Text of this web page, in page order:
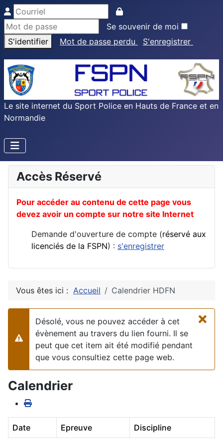
Se souvenir de moi
S'identifier
Mot de passe perdu S'enregistrer
Le site internet du Sport Police en Hauts de France et en
Normandie
Accès Réservé
Pour accéder au contenu de cette page vous
devez avoir un compte sur notre site Internet
Demande d'ouverture de compte (réservé aux
licenciés de la FSPN) : s'enregistrer
Vous êtes ici : Accueil Calendrier HDFN
×
Alerte
Désolé, vous ne pouvez accéder à cet
évènement au travers du lien fourni. Il se
peut que cet item ait été modifié pendant
que vous consultiez cette page web.
Calendrier
Date Epreuve Discipline